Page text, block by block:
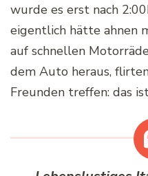
wurde es erst nach
eigentlich hätte ahnen
auf schnellen
dem Auto heraus,
Freunden treffen: das